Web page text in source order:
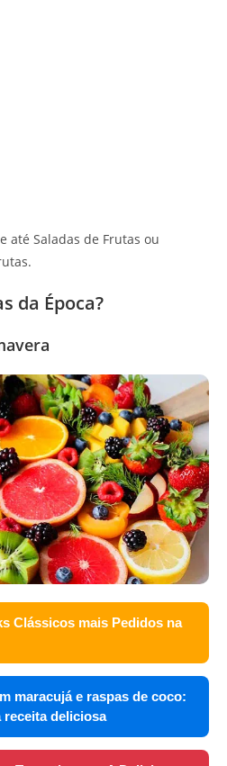
até Saladas de Frutas ou
da Época?
Clássicos mais Pedidos na
maracujá e raspas de coco:
receita deliciosa